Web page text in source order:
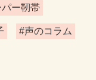
ー靭帯
#声のコラム